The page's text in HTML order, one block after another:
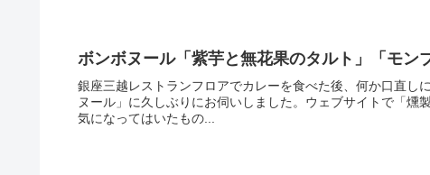
ボンボヌール「紫芋と無花果のタルト」「モン
銀座三越レストランフロアでカレーを食べた後、何か口直し
ヌール」に久しぶりにお伺いしました。ウェブサイトで「
気になってはいたもの...